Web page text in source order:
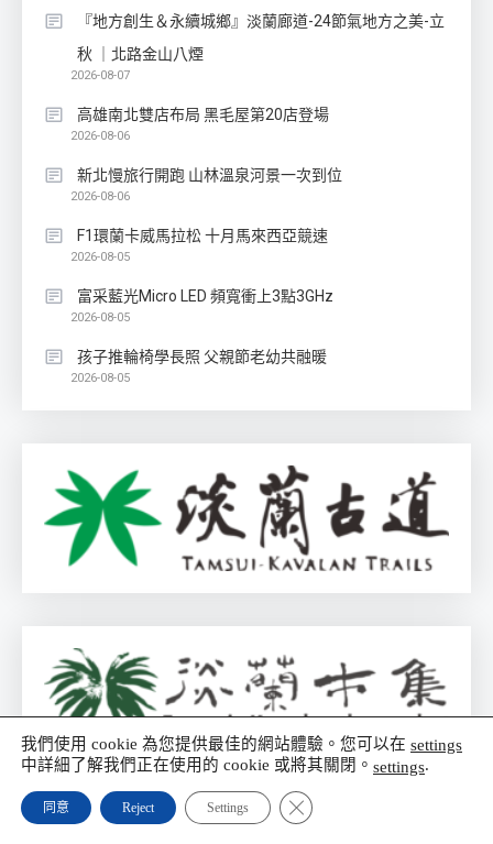
『地方創生＆永續城鄉』淡蘭廊道-24節氣地方之美-立
秋 ｜北路金山八煙
2026-08-07
高雄南北雙店布局 黑毛屋第20店登場
2026-08-06
新北慢旅行開跑 山林溫泉河景一次到位
2026-08-06
F1環蘭卡威馬拉松 十月馬來西亞競速
2026-08-05
富采藍光Micro LED 頻寬衝上3點3GHz
2026-08-05
孩子推輪椅學長照 父親節老幼共融暖
2026-08-05
廣告服務
我們使用 cookie 為您提供最佳的網站體驗。您可以在 settings
中詳細了解我們正在使用的 cookie 或將其關閉。 settings.
同意 Reject Settings Close GDPR Cookie Banner